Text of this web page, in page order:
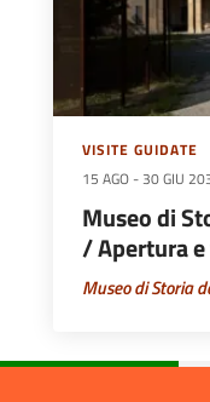
VISITE GUIDATE
15 AGO -30 GIU
Museo di
/ Apertura
Museo di Storia